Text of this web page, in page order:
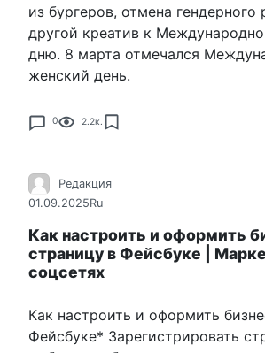
из бургеров, отмена гендерного
другой креатив к
дню. 8 марта отмечался
женский день.
0 2.2к.
Редакция
01.09.2025Ru
Как настроить и оформить
страницу в Фейсбуке |
соцсетях
Как настроить и оформить
Фейсбуке* Зарегистрировать